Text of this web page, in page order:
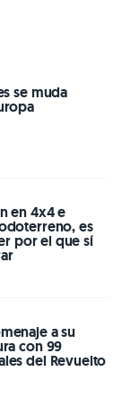
se muda
en 4x4 e
es
por el que sí
a su
con 99
del Revuelto